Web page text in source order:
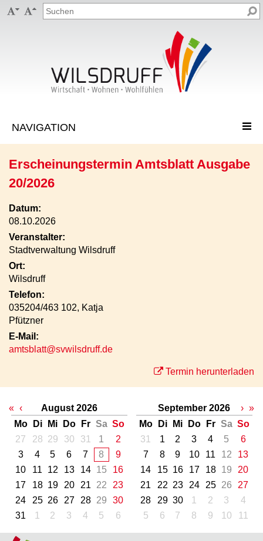
 
Erscheinungstermin Amtsblatt Ausgabe
20/2026
Datum:
08.10.2026
Veranstalter:
Stadtverwaltung Wilsdruff
Ort:
Wilsdruff
Telefon:
035204/463 102, Katja
Pfützner
E-Mail:
amtsblatt@svwilsdruff.de
Termin herunterladen
« ‹
August 2026
Mo
Di Mi Do Fr Sa So
27
28 29 30 31 1
2
3
4 5 6 7 8
9
10
11 12 13 14 15
16
17
18 19 20 21 22
23
24
25 26 27 28 29
30
31
1 2 3 4 5 6
September 2026
Mo
Di Mi Do Fr Sa So
31
1 2 3 4 5
6
7
8 9 10 11 12
13
14
15 16 17 18 19
20
21
22 23 24 25 26
27
28
29 30 1 2 3
4
5
6 7 8 9 10 11
› »